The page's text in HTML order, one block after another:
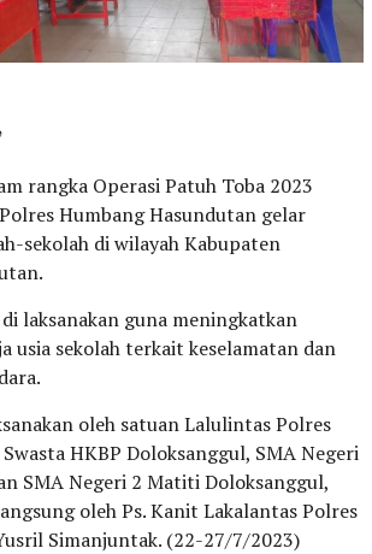
rangka Operasi Patuh Toba 2023
Humbang Hasundutan gelar
sekolah di wilayah Kabupaten
laksanakan guna meningkatkan
usia sekolah terkait keselamatan dan
oleh satuan Lalulintas Polres
HKBP Doloksanggul, SMA Negeri
SMA Negeri 2 Matiti Doloksanggul,
oleh Ps. Kanit Lakalantas Polres
Simanjuntak. (22-27/7/2023)